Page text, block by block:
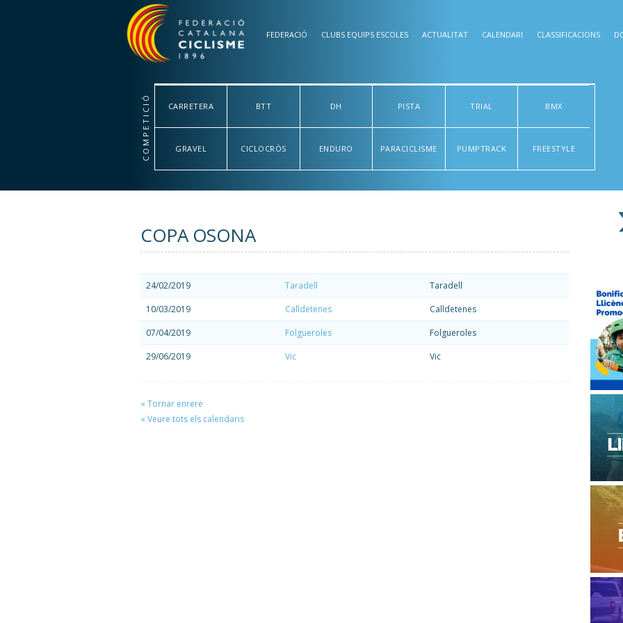
FEDERACIÓ CLUBS EQUIPS ESCOLES ACTUALITAT CALENDARI CLASSIFICACIONS
COMPETICIÓ CARRETERA BTT DH PISTA TRIAL BMX
GRAVEL CICLOCRÒS ENDURO PARACICLISME PUMPTRACK FREESTYLE
COPA OSONA
24/02/2019 Taradell
Taradell
10/03/2019
Calldetenes
Calldetenes
07/04/2019
Folgueroles
Folgueroles
29/06/2019
Vic Vic
« Tornar enrere
« Veure tots els calendaris